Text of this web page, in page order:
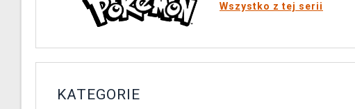
Wszystko z tej serii
KATEGORIE